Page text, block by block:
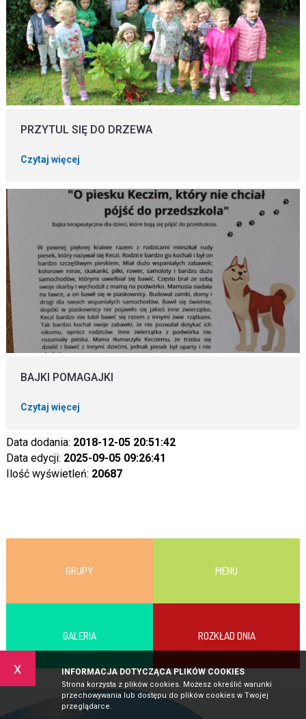
x INFORMACJA DOTYCZĄCA PLIKÓW COOKIES
Strona korzysta z plików cookies. Możesz określić warunki
przechowywania lub dostępu do plików cookies w Twojej
przeglądarce.
PRZYTUL SIĘ DO DRZEWA
Czytaj więcej
BAJKI POMAGAJKI
Czytaj więcej
Data dodania: 2018-12-05 20:51:42
Data edycji: 2025-09-05 09:26:41
Ilość wyświetleń: 20687
GRUPY MENU
GALERIA ROZKŁAD DNIA